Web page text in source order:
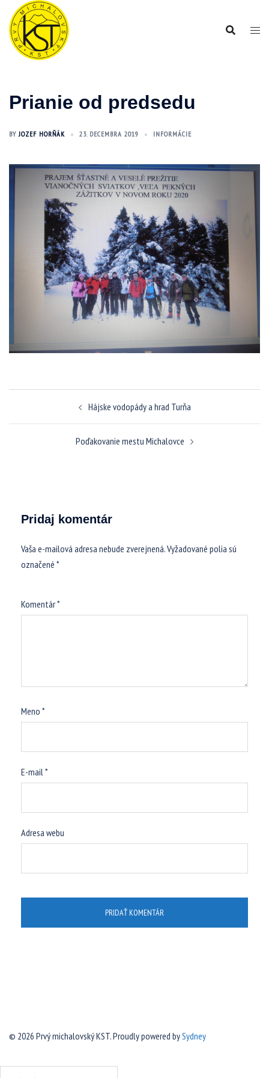
Preskočiť
obsah
Prianie od predsedu
BYJOZEF HORŇÁK 23. DECEMBRA 2019 INFORMÁCIE
Hájske vodopády a hrad Turňa
Poďakovanie mestu Michalovce
Pridaj komentár
Vaša e-mailová adresa nebude zverejnená.Vyžadované polia sú
označené *
Komentár*
Meno *
E-mail *
Adresa webu
© 2026 Prvý michalovský KST. Proudly powered bySydney